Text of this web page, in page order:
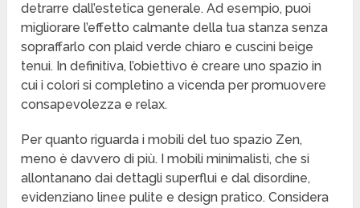
detrarre dall’estetica generale. Ad esempio, puoi
migliorare l’effetto calmante della tua stanza senza
sopraffarlo con plaid verde chiaro e cuscini beige
tenui. In definitiva, l’obiettivo è creare uno spazio in
cui i colori si completino a vicenda per promuovere
consapevolezza e relax.
Per quanto riguarda i mobili del tuo spazio Zen,
meno è davvero di più. I mobili minimalisti, che si
allontanano dai dettagli superflui e dal disordine,
evidenziano linee pulite e design pratico. Considera